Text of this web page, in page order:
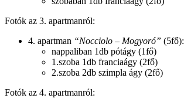
Fotók az 3. apartmanról:
4. apartman “Nocciolo – Mogyoró” (5fő):
nappaliban 1db pótágy (1fő)
1.szoba 1db franciaágy (2fő)
2.szoba 2db szimpla ágy (2fő)
Fotók az 4. apartmanról: